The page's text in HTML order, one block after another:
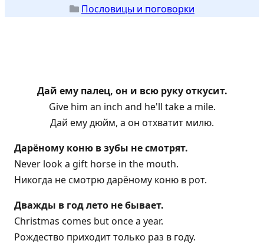
Пословицы и поговорки
Дай ему палец, он и всю руку откусит.
Give him an inch and he'll take a mile.
Дай ему дюйм, а он отхватит милю.
Дарёному коню в зубы не смотрят.
Never look a gift horse in the mouth.
Никогда не смотрю дарёному коню в рот.
Дважды в год лето не бывает.
Christmas comes but once a year.
Рождество приходит только раз в году.